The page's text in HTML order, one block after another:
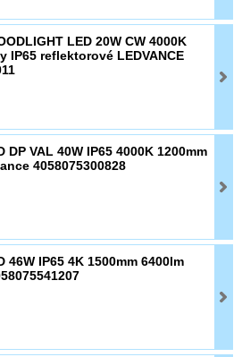
LED 20W CW 4000K
IP65 reflektorové LEDVANCE
DP VAL 40W IP65 4000K 1200mm
4058075300828
46W IP65 4K 1500mm 6400lm